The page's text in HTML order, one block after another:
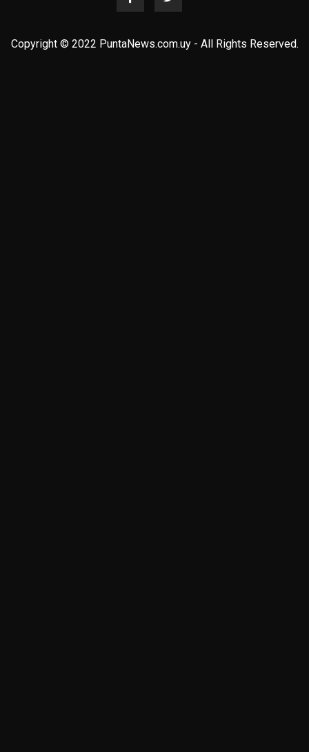
Copyright © 2022 PuntaNews.com.uy - All Rights Reserved.